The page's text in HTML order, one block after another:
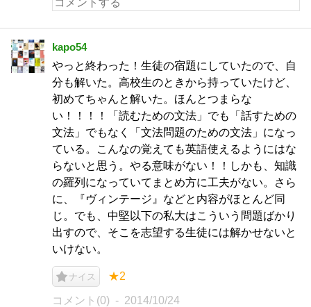
kapo54
やっと終わった！生徒の宿題にしていたので、自
分も解いた。高校生のときから持っていたけど、
初めてちゃんと解いた。ほんとつまらな
い！！！！「読むための文法」でも「話すための
文法」でもなく「文法問題のための文法」になっ
ている。こんなの覚えても英語使えるようにはな
らないと思う。やる意味がない！！しかも、知識
の羅列になっていてまとめ方に工夫がない。さら
に、『ヴィンテージ』などと内容がほとんど同
じ。でも、中堅以下の私大はこういう問題ばかり
出すので、そこを志望する生徒には解かせないと
いけない。
ナイス ★2
コメント(0) 2014/10/24